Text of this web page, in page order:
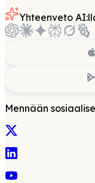
Yhteenveto
Mennään